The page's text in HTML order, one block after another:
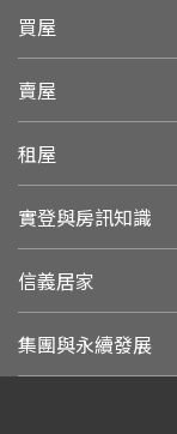
買屋
賣屋
租屋
實登與房訊知識
信義居家
集團與永續發展